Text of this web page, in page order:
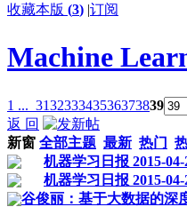
收藏本版 (3) |订阅
Machine
1 ... 313233343536373839
返 回
新窗 全部主题 最新 热门
机器学习日报 2015-04-
机器学习日报 2015-04-
谷俊丽：基于大数据的深